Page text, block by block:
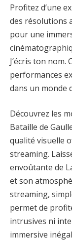
Profitez d’une
des résolutions
pour une
J’écris ton
performances
dans un monde
Découvrez les
Bataille de
qualité visuelle
streaming.
envoûtante de
et son
streaming,
permet de
intrusives ni
immersive